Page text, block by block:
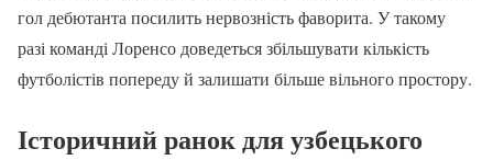
гол дебютанта посилить нервозність фаворита. У такому
разі команді Лоренсо доведеться збільшувати кількість
футболістів попереду й залишати більше вільного простору.
Історичний ранок для узбецького